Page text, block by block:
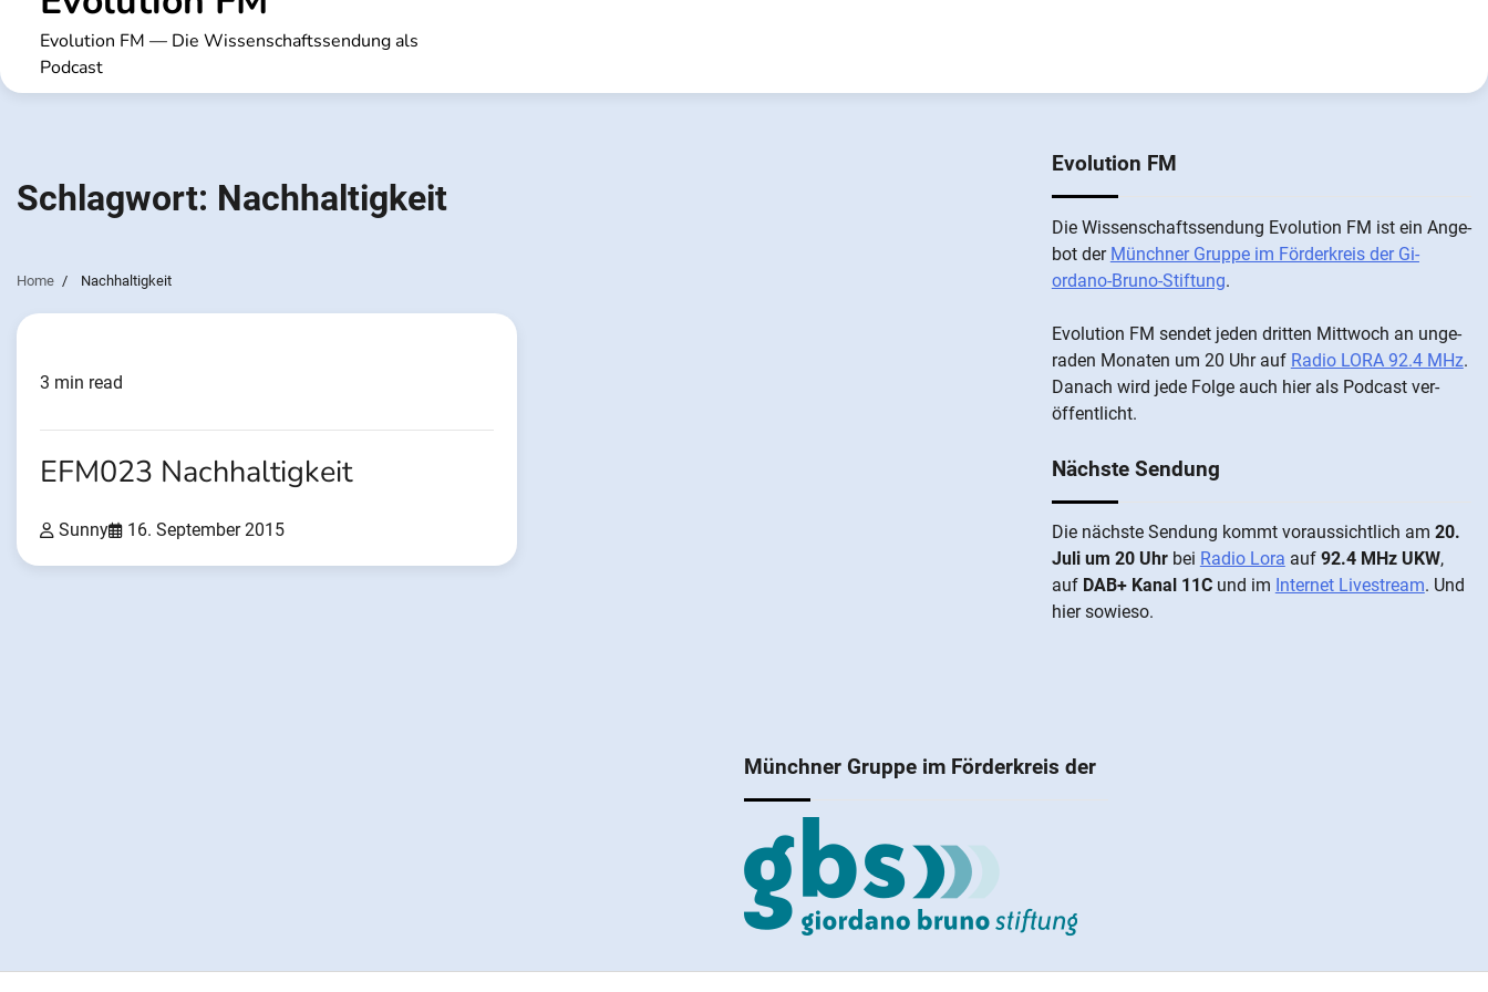
Evolution FM — Die Wissenschaftssendung als
Podcast
Schlagwort: Nachhaltigkeit
Home Nachhaltigkeit
3 min read
EFM023 Nachhaltigkeit
Sunny 16. September 2015
Evolution FM
Die Wis­sen­schafts­send­ung Evolution FM ist ein An­ge­
bot der Münch­ner Grup­pe im För­der­kreis der Gi­
ordano-Bruno-Stiftung.
Evolution FM sen­det je­den drit­ten Mitt­woch an un­ge­
ra­den Mo­nat­en um 20 Uhr auf Radio LORA 92.4 MHz.
Da­nach wird je­de Fol­ge auch hier als Pod­cast ver­
öffentlicht.
Nächste Sendung
Die näch­ste Sen­dung kommt vor­aus­sicht­lich am 20.
Juli um 20 Uhrbei Radio Lora auf 92.4 MHz UKW,
auf DAB+ Kanal 11Cund im Internet Livestream. Und
hier sowieso.
Münchner Gruppe im Förderkreis der